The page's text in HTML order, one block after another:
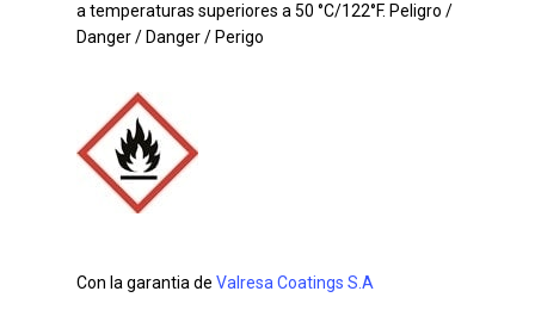
a temperaturas superiores a 50 °C/122°F. Peligro /
Danger / Danger / Perigo
Con la garantia de Valresa Coatings S.A